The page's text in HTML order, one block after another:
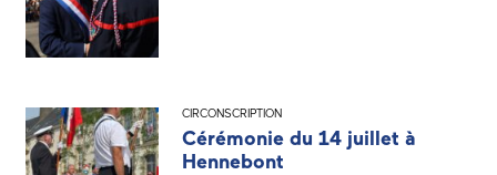
CIRCONSCRIPTION
Cérémonie du 14 juillet à
Hennebont